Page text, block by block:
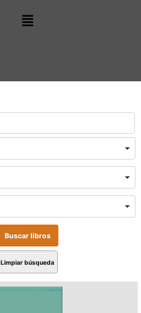
Limpiar búsqueda